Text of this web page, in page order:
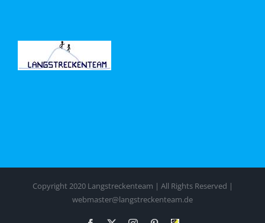
Copyright 2020 Langstreckenteam | All Rights Reserved |
webmaster@langstreckenteam.de